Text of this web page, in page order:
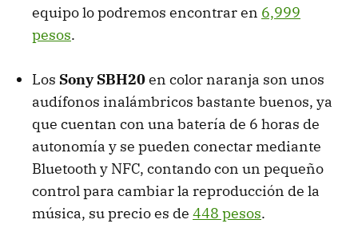
equipo lo podremos encontrar en 6,999
pesos.
Los Sony SBH20en color naranja son unos
audífonos inalámbricos bastante buenos, ya
que cuentan con una batería de 6 horas de
autonomía y se pueden conectar mediante
Bluetooth y NFC, contando con un pequeño
control para cambiar la reproducción de la
música, su precio es de 448 pesos.